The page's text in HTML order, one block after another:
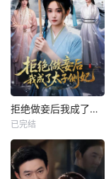
拒绝做妾后我成了太子侧妃
已完结